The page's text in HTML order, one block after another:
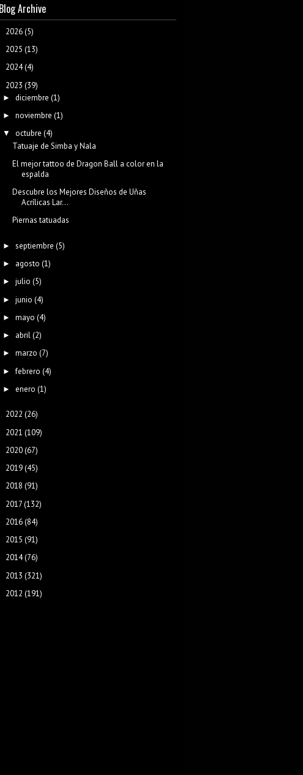
Blog Archive
2026(5)
2025 (13)
2024(4)
2023 (39)
► diciembre (1)
► noviembre (1)
▼ octubre (4)
Tatuaje de Simba y Nala
El mejor tattoo de Dragon Ball a color en la
espalda
Descubre los Mejores Diseños de Uñas
Acrílicas Lar...
Piernas tatuadas
► septiembre (5)
► agosto (1)
► julio (5)
► junio (4)
► mayo (4)
► abril (2)
► marzo (7)
►febrero (4)
► enero (1)
2022 (26)
2021 (109)
2020(67)
2019(45)
2018 (91)
2017(132)
2016(84)
2015 (91)
2014(76)
2013 (321)
2012 (191)